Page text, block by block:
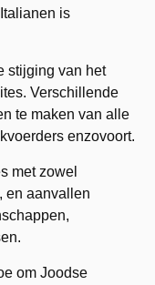
is
stijging van het
Verschillende
te maken van alle
enzovoort.
met zowel
en aanvallen
om Joodse